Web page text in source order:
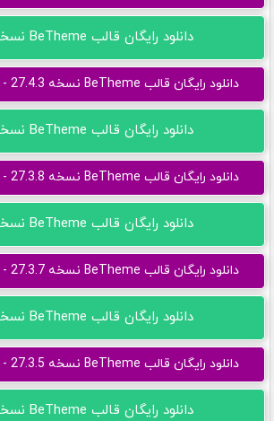
دانلود رایگان قالب BeTheme نسخه 27.4.3
دانلود رایگان قالب BeTheme نسخه 27.4.3 - لینک سرور کمکی
دانلود رایگان قالب BeTheme نسخه 27.3.8
دانلود رایگان قالب BeTheme نسخه 27.3.8 - لینک سرور کمکی
دانلود رایگان قالب BeTheme نسخه 27.3.7
دانلود رایگان قالب BeTheme نسخه 27.3.7 - لینک سرور کمکی
دانلود رایگان قالب BeTheme نسخه 27.3.5
دانلود رایگان قالب BeTheme نسخه 27.3.5 - لینک سرور کمکی
دانلود رایگان قالب BeTheme نسخه 27.3.1